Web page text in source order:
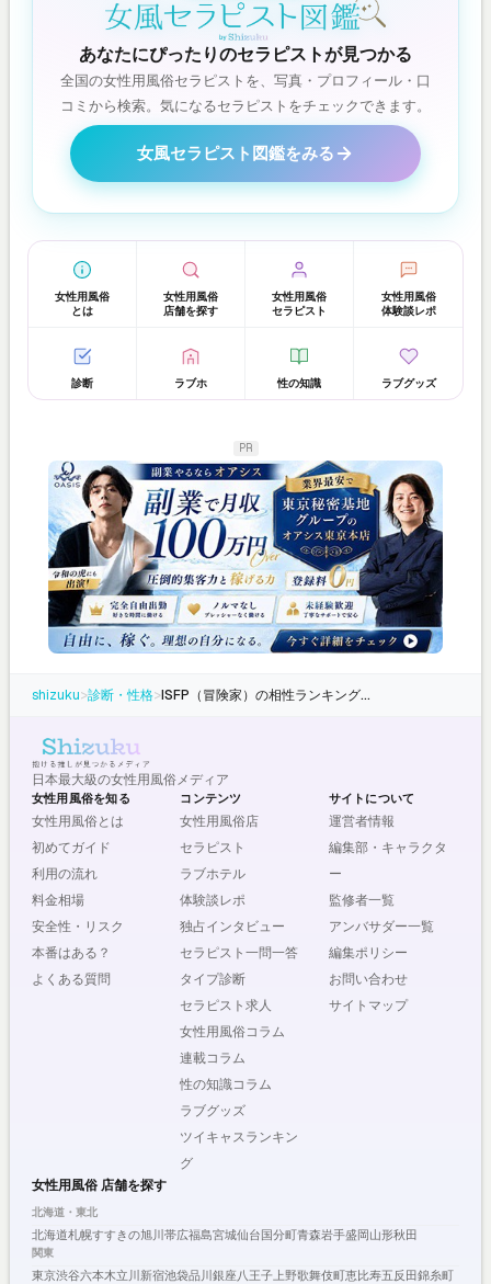
あなたにぴったりのセラピストが見つかる
全国の女性用風俗セラピストを、写真・プロフィール・口
コミから検索。気になるセラピストをチェックできます。
女風セラピスト図鑑をみる
女性用風俗
とは
女性用風俗
店舗を探す
女性用風俗
セラピスト
女性用風俗
体験談レポ
診断 ラブホ 性の知識 ラブグッズ
PR
shizuku>診断・性格> ISFP（冒険家）の相性ランキング｜恋愛・仕事で相性が良い/悪いMBTIタイプ【全16タイプ完全版】
日本最大級の女性用風俗メディア
女性用風俗を知る
女性用風俗とは
初めてガイド
利用の流れ
料金相場
安全性・リスク
本番はある？
よくある質問
コンテンツ
女性用風俗店
セラピスト
ラブホテル
体験談レポ
独占インタビュー
セラピスト一問一答
タイプ診断
セラピスト求人
女性用風俗コラム
連載コラム
性の知識コラム
ラブグッズ
ツイキャスランキン
グ
サイトについて
運営者情報
編集部・キャラクタ
ー
監修者一覧
アンバサダー一覧
編集ポリシー
お問い合わせ
サイトマップ
女性用風俗 店舗を探す
北海道・東北
北海道札幌すすきの旭川 帯広福島宮城仙台 国分町青森岩手盛岡山形秋田
関東
東京渋谷六本木立川 新宿池袋品川 銀座八王子上野歌舞伎町恵比寿五反田錦糸町